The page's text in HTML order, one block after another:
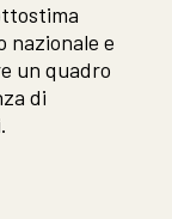
nazionale e
un quadro
di